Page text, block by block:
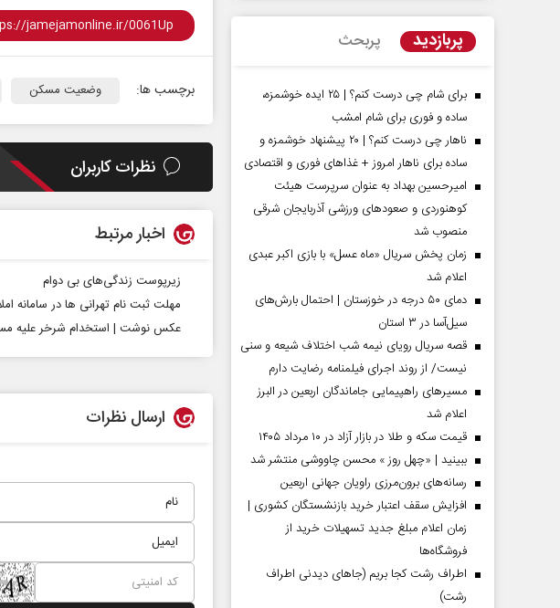
برچسب ها: وضعیت مسکن
نظرات کاربران
اخبار مرتبط
زیرپوست زندگی‌های بی دوام
مهلت ثبت نام تهرانی‌ ها در سامانه
عکس نوشت | استخدام شرخر علیه
ارسال نظرات
پربازدید پربحث
برای شام چی درست کنم؟ | ۲۵ ایده خوشمزه،
ساده و فوری برای شام امشب
ناهار چی درست کنم؟ | ۲۰ پیشنهاد خوشمزه و
ساده برای ناهار امروز + غذاهای فوری و اقتصادی
امیرحسین بهداد به عنوان سرپرست هیئت
کوهنوردی و صعودهای ورزشی آذربایجان شرقی
منصوب شد
زمان پخش سریال «ماه عسل» با بازی اکبر عبدی
اعلام شد
دمای ۵۰ درجه در خوزستان | احتمال بارش‌های
سیل‌آسا در ۳ استان
قصه سریال رویای نیمه شب اختلاف شیعه و سنی
نیست/ از روند اجرای فیلمنامه رضایت دارم
مسیر‌های راهپیمایی جاماندگان اربعین در البرز
اعلام شد
قیمت سکه و طلا در بازار آزاد در ۱۰ مرداد ۱۴۰۵
ببینید | «چهل روز » محسن چاووشی منتشر شد
رسانه‌های برون‌مرزی راویان جهانی اربعین
افزایش سقف اعتبار خرید بازنشستگان کشوری |
زمان اعلام مبلغ جدید تسهیلات خرید از
فروشگاه‌ها
اطراف رشت کجا بریم (جاهای دیدنی اطراف
رشت)
ادعا‌های خلاف واقع آمریکا
اربعین نماد مقاومت در برابر
مجلس
صفحات نخست روزنامه ها‌ی‌سه‌شنبه ۶ مردادماه